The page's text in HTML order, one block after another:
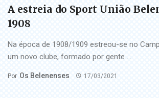
A estreia do Sport União
1908
Na época de 1908/1909 estreou-se no
um novo clube, formado por gente ...
Por Os Belenenses 17/03/2021